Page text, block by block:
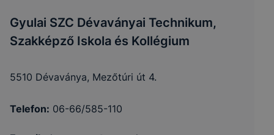
Gyulai SZC Dévaványai Technikum,
Szakképző Iskola és Kollégium
5510 Dévaványa, Mezőtúri út 4.
Telefon: 06-66/585-110